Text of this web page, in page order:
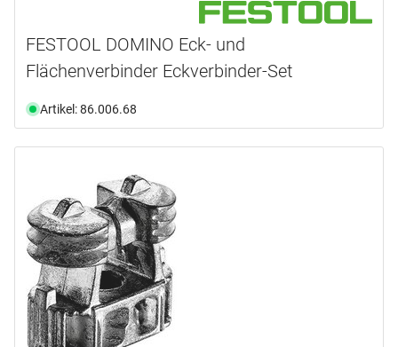
FESTOOL DOMINO Eck- und
Flächenverbinder Eckverbinder-Set
Artikel: 86.006.68